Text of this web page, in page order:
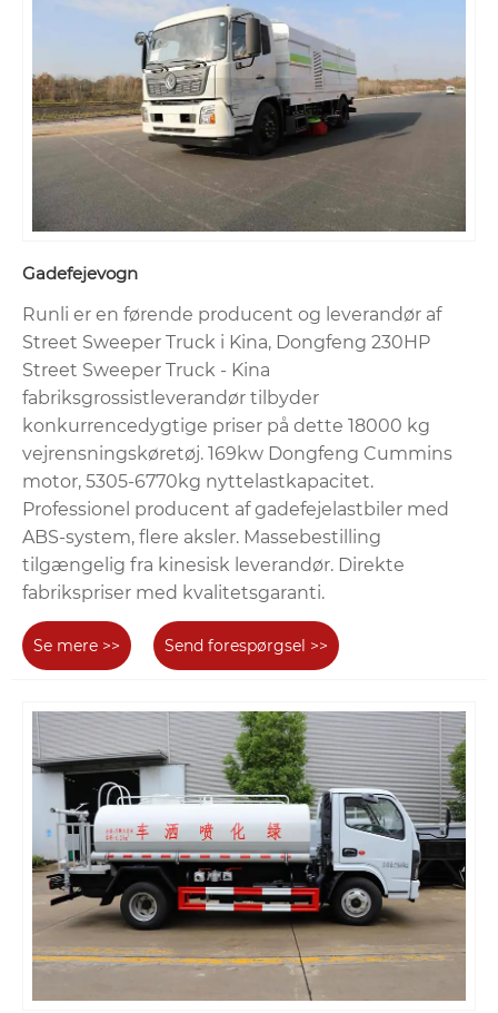
Gadefejevogn
Runli er en førende producent og leverandør af
Street Sweeper Truck i Kina, Dongfeng 230HP
Street Sweeper Truck - Kina
fabriksgrossistleverandør tilbyder
konkurrencedygtige priser på dette 18000 kg
vejrensningskøretøj. 169kw Dongfeng Cummins
motor, 5305-6770kg nyttelastkapacitet.
Professionel producent af gadefejelastbiler med
ABS-system, flere aksler. Massebestilling
tilgængelig fra kinesisk leverandør. Direkte
fabrikspriser med kvalitetsgaranti.
Se mere >> Send forespørgsel >>